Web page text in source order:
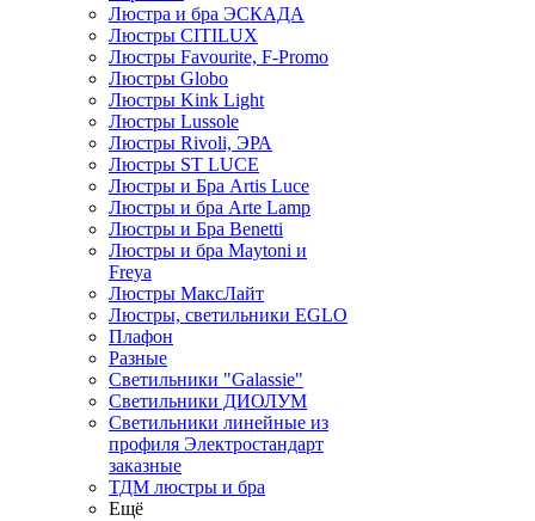
Люстра и бра ЭСКАДА
Люстры CITILUX
Люстры Favourite, F-Promo
Люстры Globo
Люстры Kink Light
Люстры Lussole
Люстры Rivoli, ЭРА
Люстры ST LUCE
Люстры и Бра Artis Luce
Люстры и бра Arte Lamp
Люстры и Бра Benetti
Люстры и бра Maytoni и
Freya
Люстры МаксЛайт
Люстры, светильники EGLO
Плафон
Разные
Светильники "Galassie"
Светильники ДИОЛУМ
Светильники линейные из
профиля Электростандарт
заказные
ТДМ люстры и бра
Ещё